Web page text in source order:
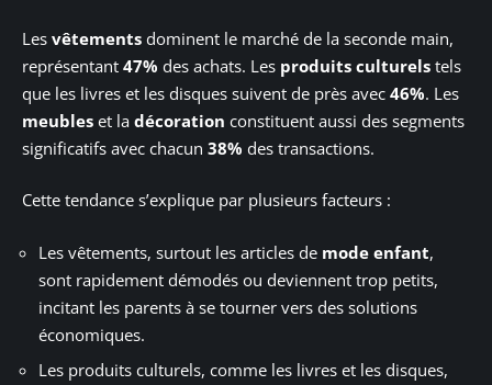
Les vêtements dominent le marché de la seconde main,
représentant 47% des achats. Les produits culturels tels
que les livres et les disques suivent de près avec 46%. Les
meubles et la décoration constituent aussi des segments
significatifs avec chacun 38% des transactions.
Cette tendance s’explique par plusieurs facteurs :
Les vêtements, surtout les articles de mode enfant,
sont rapidement démodés ou deviennent trop petits,
incitant les parents à se tourner vers des solutions
économiques.
Les produits culturels, comme les livres et les disques,